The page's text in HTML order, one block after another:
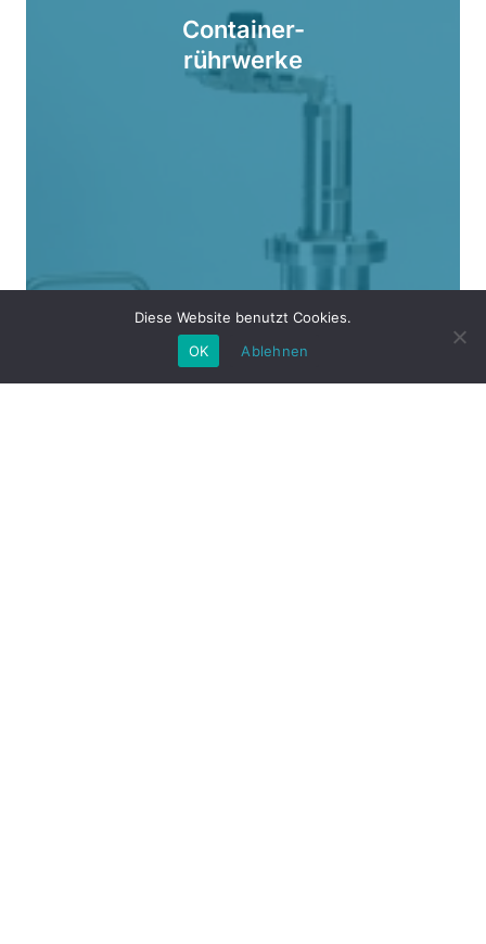
Container-
rührwerke
Diese Website benutzt Cookies.
OK
Ablehnen